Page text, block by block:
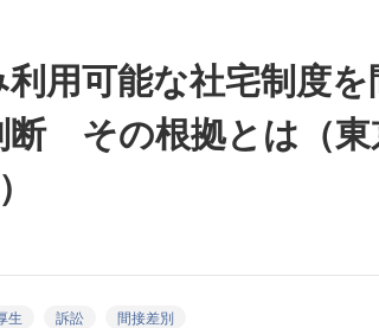
用可能な社宅制度
断 その根拠とは（東
生 訴訟 間接差別